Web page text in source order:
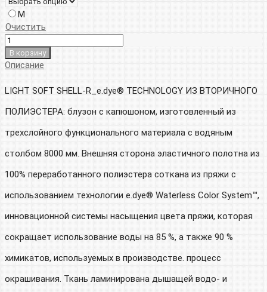
M
Очистить
В корзину
Описание
LIGHT SOFT SHELL-R_e.dye® TECHNOLOGY ИЗ ВТОРИЧНОГО
ПОЛИЭСТЕРА: блузон с капюшоном, изготовленный из
трехслойного функционального материала с водяным
столбом 8000 мм. Внешняя сторона эластичного полотна из
100% переработанного полиэстера соткана из пряжи с
использованием технологии e.dye® Waterless Color System™,
инновационной системы насыщения цвета пряжи, которая
сокращает использование воды на 85 %, а также 90 %
химикатов, используемых в производстве. процесс
окрашивания. Ткань ламинирована дышащей водо- и